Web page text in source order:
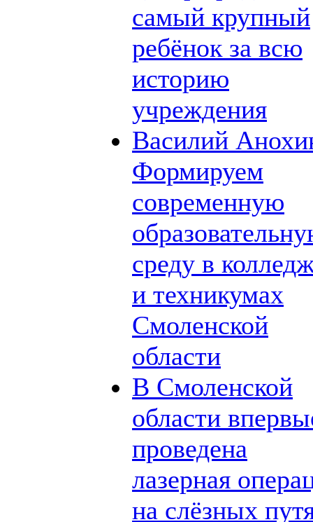
самый крупный
ребёнок за всю
историю
учреждения
Василий
Формируем
современную
среду в
и техникумах
Смоленской
области
В Смоленской
области
проведена
лазерная
на слёзных